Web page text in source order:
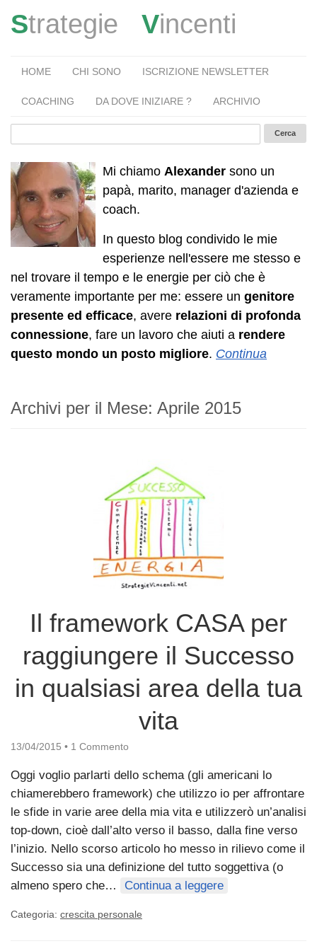
Strategie Vincenti
HOME CHI SONO ISCRIZIONE NEWSLETTER
COACHING DA DOVE INIZIARE ? ARCHIVIO
Mi chiamo Alexander sono un
papà, marito, manager d'azienda e
coach.
In questo blog condivido le mie
esperienze nell'essere me stesso e
nel trovare il tempo e le energie per ciò che è
veramente importante per me: essere un genitore
presente ed efficace, avere relazioni di profonda
connessione, fare un lavoro che aiuti a rendere
questo mondo un posto migliore. Continua
Archivi per il Mese: Aprile 2015
Il framework CASA per
raggiungere il Successo
in qualsiasi area della tua
vita
13/04/2015 • 1 Commento
Oggi voglio parlarti dello schema (gli americani lo
chiamerebbero framework) che utilizzo io per affrontare
le sfide in varie aree della mia vita e utilizzerò un’analisi
top-down, cioè dall’alto verso il basso, dalla fine verso
l’inizio. Nello scorso articolo ho messo in rilievo come il
Successo sia una definizione del tutto soggettiva (o
almeno spero che…
Continua a leggere
Categoria: crescita personale